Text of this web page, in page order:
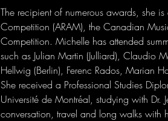
The recipient of numerous awards, she
Competition (ARAM), the Canadian
Competition. Michelle has attended
such as Julian Martin (Julliard), Claudio
Hellwig (Berlin), Ferenc Rados, Marian
She received a Professional Studies
Université de Montréal, studying with
conversation, travel and long walks with